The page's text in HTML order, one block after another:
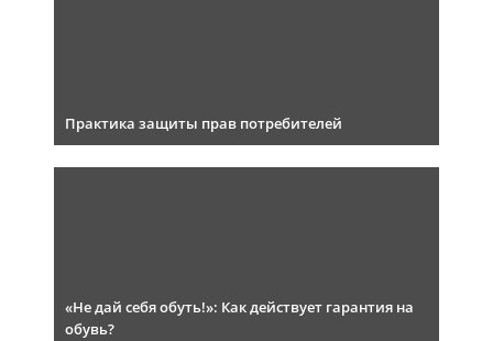
Практика защиты прав потребителей
«Не дай себя обуть!»: Как действует гарантия на
обувь?